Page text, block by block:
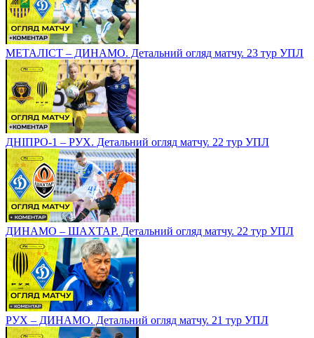
МЕТАЛІСТ – ДИНАМО. Детальний огляд матчу. 23 тур УПЛ
ДНІПРО-1 – РУХ. Детальний огляд матчу. 22 тур УПЛ
ДИНАМО – ШАХТАР. Детальний огляд матчу. 22 тур УПЛ
РУХ – ДИНАМО. Детальний огляд матчу. 21 тур УПЛ